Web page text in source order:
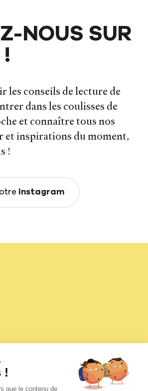
NOUS SUR
!
les conseils de lecture de
dans les coulisses de
et connaître tous nos
et inspirations du moment,
!
Instagram
de livres